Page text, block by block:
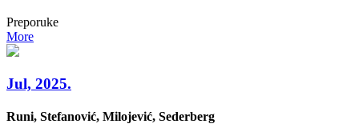
Preporuke
More
Jul, 2025.
Runi, Stefanović, Milojević, Sederberg